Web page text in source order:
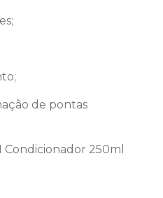
de pontas
Condicionador 250ml